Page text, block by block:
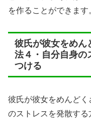
を作ることができます
彼氏が彼女をめん
法４・自分自身の
つける
彼氏が彼女をめんど
のストレスを発散する